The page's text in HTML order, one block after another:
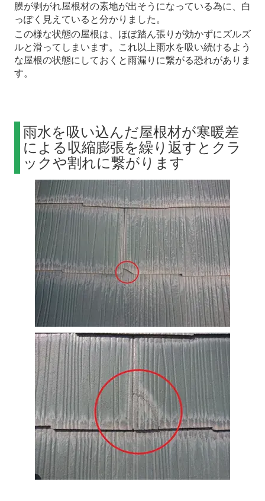
膜が剥がれ屋根材の素地が出そうになっている為に、白
っぽく見えていると分かりました。
この様な状態の屋根は、ほぼ踏ん張りが効かずにズルズ
ルと滑ってしまいます。これ以上雨水を吸い続けるよう
な屋根の状態にしておくと雨漏りに繋がる恐れがありま
す。
雨水を吸い込んだ屋根材が寒暖差
による収縮膨張を繰り返すとクラ
ックや割れに繋がります